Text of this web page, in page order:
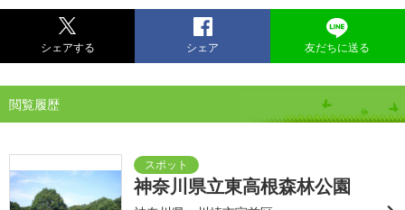
シェアする シェア 友だちに送る
閲覧履歴
神奈川県立東高根森林公園